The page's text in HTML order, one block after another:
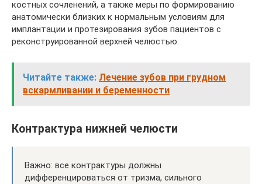
костных сочленений, а также меры по формированию
анатомически близких к нормальным условиям для
имплантации и протезирования зубов пациентов с
реконструированной верхней челюстью.
Читайте также: Лече­ние зубов при груд­ном
вскарм­ли­ва­нии и бере­мен­но­сти
Контрактура нижней челюсти
Важно: все контрактуры должны
дифференцироваться от тризма, сильного